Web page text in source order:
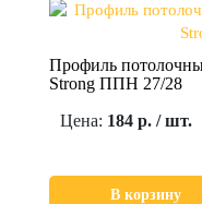
Профиль
Strong ППН 27/28
Цена: 184 р. / шт.
В корзину